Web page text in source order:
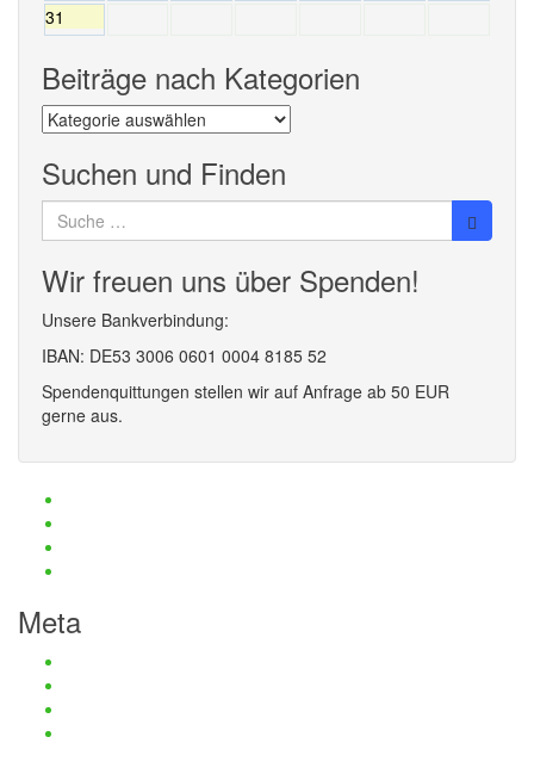
31
Beiträge nach Kategorien
Beiträge
nach
Kategorien
Suchen und Finden
Suche
nach:
Wir freuen uns über Spenden!
Unsere Bankverbindung:
IBAN: DE53 3006 0601 0004 8185 52
Spendenquittungen stellen wir auf Anfrage ab 50 EUR
gerne aus.
Meta